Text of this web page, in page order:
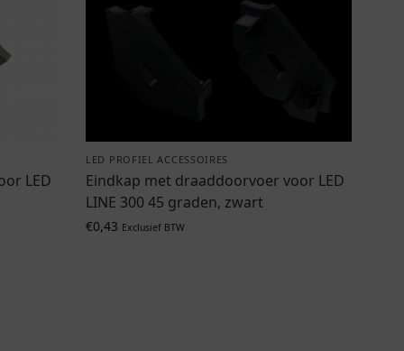
LED
LED PROFIEL ACCESSOIRES
Eindkap met draaddoorvoer voor LED
LINE 300 45 graden, zwart
€0,43 Exclusief BTW